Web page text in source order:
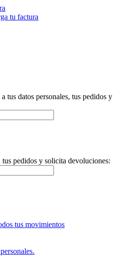
tu factura
tus datos personales, tus pedidos y
tus pedidos y solicita devoluciones:
tus movimientos